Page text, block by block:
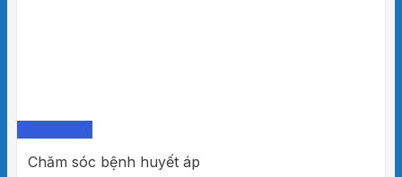
Chăm sóc bệnh huyết áp